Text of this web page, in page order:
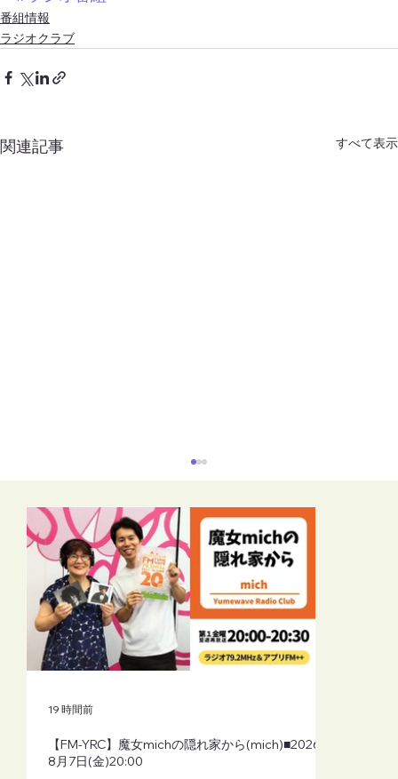
番組情報
ラジオクラブ
関連記事 すべて表示
【FM-YRC】となりの崎谷(さきや)くん(あ
【FM-YRC】魔女michの隠れ家から(mich)■2026年
8月7日(金)20:00
19 時間前